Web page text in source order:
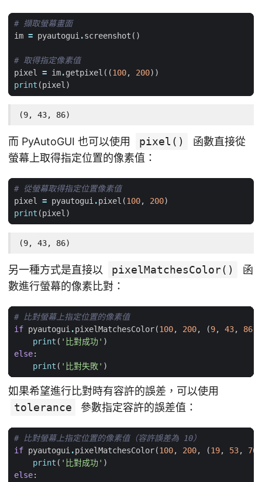
# 擷取螢幕畫面
im = pyautogui.screenshot ()
# 取得指定像素值
pixel = im.getpixel ((100, 200))
print (pixel)
(9, 43, 86)
而 PyAutoGUI 也可以使用 pixel()
函數直接從
螢幕上取得指定位置的像素值：
# 從螢幕取得指定位置像素值
pixel = pyautogui.pixel (100, 200)
print (pixel)
(9, 43, 86)
另一種方式是直接以 pixelMatchesColor()
函
數進行螢幕的像素比對：
# 比對螢幕上指定位置的像素值
if pyautogui.pixelMatchesColor(100, 200, (9, 43, 86
print ( '比對成功' )
else:
print ( '比對失敗' )
如果希望進行比對時有容許的誤差，可以使用
tolerance
參數指定容許的誤差值：
# 比對螢幕上指定位置的像素值（容許誤差為 10）
if pyautogui.pixelMatchesColor(100, 200, (19, 53, 76
print ( '比對成功' )
else: